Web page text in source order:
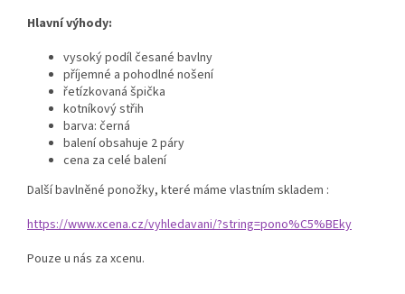
Hlavní výhody:
vysoký podíl česané bavlny
příjemné a pohodlné nošení
řetízkovaná špička
kotníkový střih
barva: černá
balení obsahuje 2 páry
cena za celé balení
Další bavlněné ponožky, které máme vlastním skladem :
https://www.xcena.cz/vyhledavani/?string=pono%C5%BEky
Pouze u nás za xcenu.